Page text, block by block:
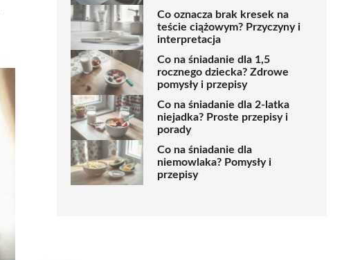
Co oznacza brak kresek na
teście ciążowym? Przyczyny i
interpretacja
Co na śniadanie dla 1,5
rocznego dziecka? Zdrowe
pomysły i przepisy
Co na śniadanie dla 2-latka
niejadka? Proste przepisy i
porady
Co na śniadanie dla
niemowlaka? Pomysły i
przepisy